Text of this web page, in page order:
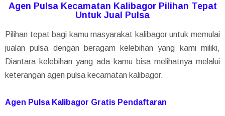
Agen Pulsa Kecamatan Kalibagor Pilihan Tepat
Untuk Jual Pulsa
Pilihan tepat bagi kamu masyarakat kalibagor untuk memulai
jualan pulsa dengan beragam kelebihan yang kami miliki,
Diantara kelebihan yang ada kamu bisa melihatnya melalui
keterangan agen pulsa kecamatan kalibagor.
Agen Pulsa Kalibagor Gratis Pendaftaran